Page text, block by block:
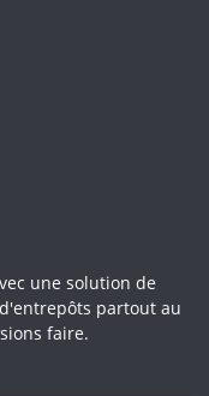
une solution de
partout au
faire.